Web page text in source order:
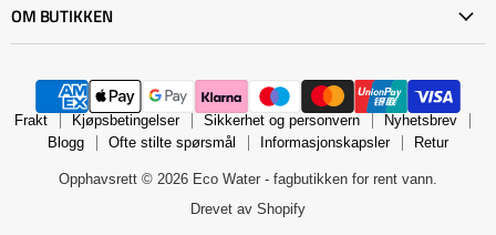
FacebookInstagram
OM BUTIKKEN
Frakt Kjøpsbetingelser Sikkerhet og personvern
Nyhetsbrev
Blogg
Ofte stilte spørsmål Informasjonskapsler Retur
Opphavsrett © 2026 Eco Water - fagbutikken for rent vann.
Drevet av Shopify